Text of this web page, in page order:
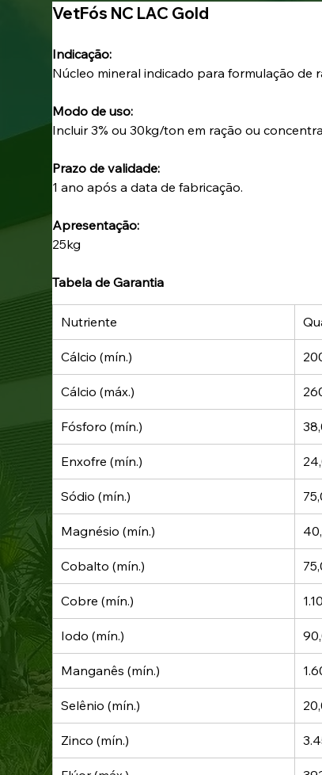
VetFós NC LAC Gold
Indicação:
Núcleo mineral indicado para formulação de
Modo de uso:
Incluir 3% ou 30kg/ton em ração ou
Prazo de validade:
1 ano após a data de fabricação.
Apresentação:
25kg
Tabela de Garantia
Nutriente
Cálcio (mín.)
Cálcio (máx.)
Fósforo (mín.)
Enxofre (mín.)
Sódio (mín.)
Magnésio (mín.)
Cobalto (mín.)
Cobre (mín.)
Iodo (mín.)
Manganês (mín.)
Selênio (mín.)
Zinco (mín.)